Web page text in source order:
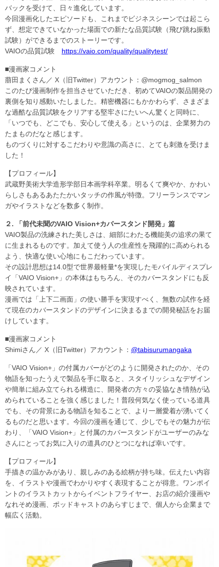
バックを受けて、日々進化しています。
今回漫画化したエピソードも、これまでビジネスシーンでは起こら
ず、想定できていなかった場面での新たな品質試験（飛び跳ね振動
試験）ができるまでのストーリーです。
VAIOの品質試験 https://vaio.com/quality/qualitytest/
■漫画家コメント
萠田まくさん／ X（旧Twitter）アカウント：@mogmog_salmon
このたび漫画制作を担当させていただき、初めてVAIOの製品開発の
裏側を知り感動いたしました。精密機器にもかかわらず、さまざま
な過酷な品質試験をクリアする堅牢さにたいへん驚くと同時に、
「いつでも、どこでも、安心して使える」というのは、企業努力の
たまものだなと感じます。
ものづくりに対するこだわりや意識の高さに、とても刺激を受けま
した！
【プロフィール】
武蔵野美術大学造形学部日本画学科卒業。明るくて爽やか、かわい
らしさもあるあたたかいタッチの作風が特徴。フリーランスでマン
ガやイラストなどを数多く制作。
２. 「前代未聞のVAIO Vision+カバースタンド開発」篇
VAIO製品の洗練された美しさは、細部にわたる機能美の追求の果て
に生まれるものです。加えて使う人の生産性を飛躍的に高められる
よう、快適な使い心地にもこだわっています。
その設計思想は14.0型で世界最軽量*を実現したモバイルディスプレ
イ「VAIO Vision+」の本体はもちろん、そのカバースタンドにも反
映されています。
漫画では「上下二画面」の使い勝手を実現すべく、無数の試作を経
て現在のカバースタンドのデザインに決まるまでの開発秘話をお届
けしています。
■漫画家コメント
Shimiさん／ X（旧Twitter）アカウント： @tabisurumangaka
「VAIO Vision+」の付属カバーがどのように開発されたのか、その
物語を知ったうえで製品を手に取ると、スタイリッシュなデザイン
や簡単に組み立てられる構造に、開発者の方々の妥協なき情熱が込
められていることを強く感じました！普段何気なく使っている道具
でも、その背景にある物語を知ることで、より一層愛着が湧いてく
るものだと思います。今回の漫画を通じて、少しでもその魅力が伝
わり、「VAIO Vision+」と付属のカバースタンドがユーザーのみな
さんにとってお気に入りの道具のひとつになれば幸いです。
【プロフィール】
手描きの温かみがあり、親しみのある絵柄が持ち味。伝えたい内容
を、イラストや漫画でわかりやすく表現することが得意。ワンポイ
ントのイラストカットからイベントフライヤー、お店の紹介漫画や
なれそめ漫画、ポッドキャストのあらすじまで、個人から企業まで
幅広く活動。